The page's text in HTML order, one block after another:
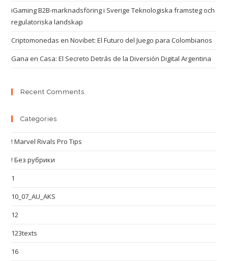
iGaming B2B-marknadsföring i Sverige Teknologiska framsteg och
regulatoriska landskap
Criptomonedas en Novibet: El Futuro del Juego para Colombianos
Gana en Casa: El Secreto Detrás de la Diversión Digital Argentina
Recent Comments
Categories
! Marvel Rivals Pro Tips
! Без рубрики
1
10_07_AU_AKS
12
123texts
16